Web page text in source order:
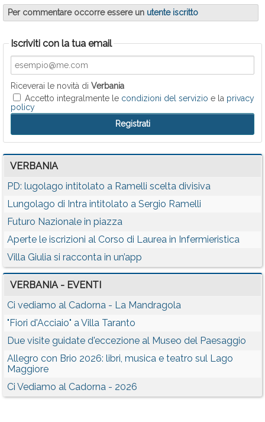
Per commentare occorre essere un utente iscritto
Iscriviti con la tua email
Riceverai le novità di Verbania
Accetto integralmente le condizioni del servizio e la privacy
policy
VERBANIA
PD: lugolago intitolato a Ramelli scelta divisiva
Lungolago di Intra intitolato a Sergio Ramelli
Futuro Nazionale in piazza
Aperte le iscrizioni al Corso di Laurea in Infermieristica
Villa Giulia si racconta in un’app
VERBANIA - EVENTI
Ci vediamo al Cadorna - La Mandragola
"Fiori d'Acciaio" a Villa Taranto
Due visite guidate d'eccezione al Museo del Paesaggio
Allegro con Brio 2026: libri, musica e teatro sul Lago
Maggiore
Ci Vediamo al Cadorna - 2026